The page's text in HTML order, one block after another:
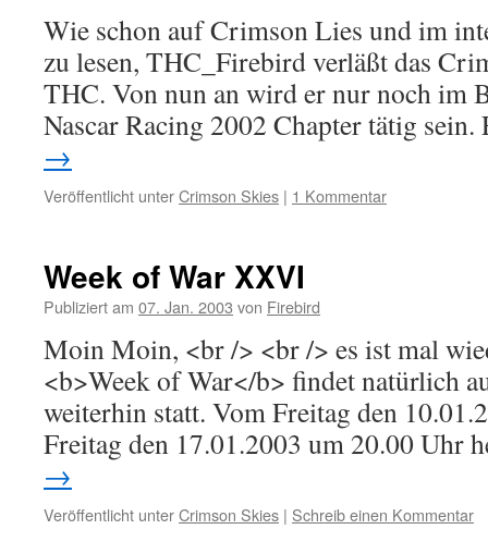
Wie schon auf Crimson Lies und im
zu lesen, THC_Firebird verläßt das
THC. Von nun an wird er nur noch im
Nascar Racing 2002 Chapter tätig
→
Veröffentlicht unterCrimson Skies | 1 Kommentar
Week of War XXVI
Publiziert am 07. Jan. 2003 von Firebird
Moin Moin, <br /> <br /> es ist mal
<b>Week of War</b> findet natürlich
weiterhin statt. Vom Freitag den
Freitag den 17.01.2003 um 20.00 Uhr
→
Veröffentlicht unterCrimson Skies | Schreib einen Kommentar